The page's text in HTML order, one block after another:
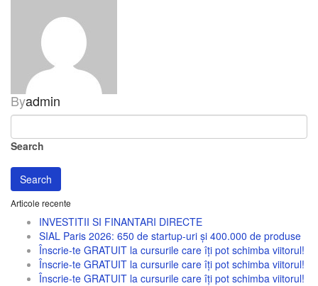
Byadmin
Search
Search
Articole recente
INVESTITII SI FINANTARI DIRECTE
SIAL Paris 2026: 650 de startup-uri și 400.000 de produse
Înscrie-te GRATUIT la cursurile care îți pot schimba viitorul!
Înscrie-te GRATUIT la cursurile care îți pot schimba viitorul!
Înscrie-te GRATUIT la cursurile care îți pot schimba viitorul!